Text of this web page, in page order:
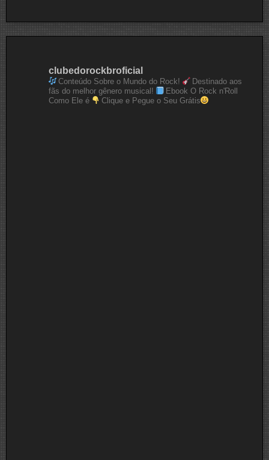
clubedorockbroficial
Conteúdo Sobre o Mundo do Rock!
Destinado aos
fãs do melhor gênero musical!
Ebook O Rock n'Roll
Como Ele é
Clique e Pegue o Seu Grátis